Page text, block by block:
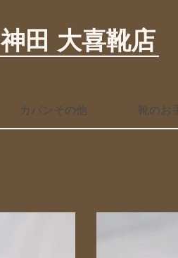
神田 大喜靴店
カバンその他 靴のお